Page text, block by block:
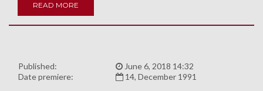
READ MORE
Published:
June 6, 2018 14:32
Date premiere:
14, December 1991